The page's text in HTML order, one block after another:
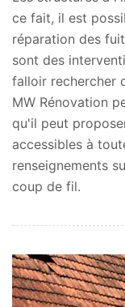
ce fait, il est
réparation des
sont des
falloir rechercher
MW Rénovation
qu'il peut
accessibles à
renseignements
coup de fil.